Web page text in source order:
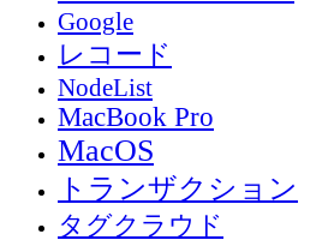
Google
レコード
NodeList
MacBook Pro
MacOS
トランザクション
タグクラウド